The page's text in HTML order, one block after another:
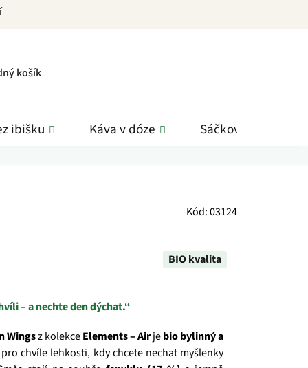
košík
ibišku Káva v dóze Sáčkové čaje
Kód:03124
BIO kvalita
– a nechte den dýchat.“
Wingsz kolekceElements – Airjebio bylinný a
chvíle lehkosti, kdy chcete nechat myšlenky